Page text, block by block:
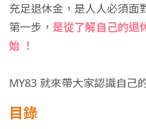
充足退休金，是人人必須面
第一步， 是從了解自己的退
始 ！
MY83 就來帶大家認識自己
目錄